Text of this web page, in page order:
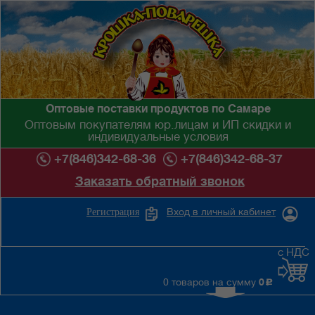
Оптовые поставки продуктов по Самаре
Оптовым покупателям юр.лицам и ИП скидки и
индивидуальные условия
+7(846)342-68-36
+7(846)342-68-37
Заказать обратный звонок
Вход в личный кабинет
Регистрация
0 товаров на сумму 0 c
с НДС